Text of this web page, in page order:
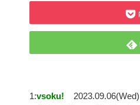
1:vsoku!
2023.09.06(Wed)